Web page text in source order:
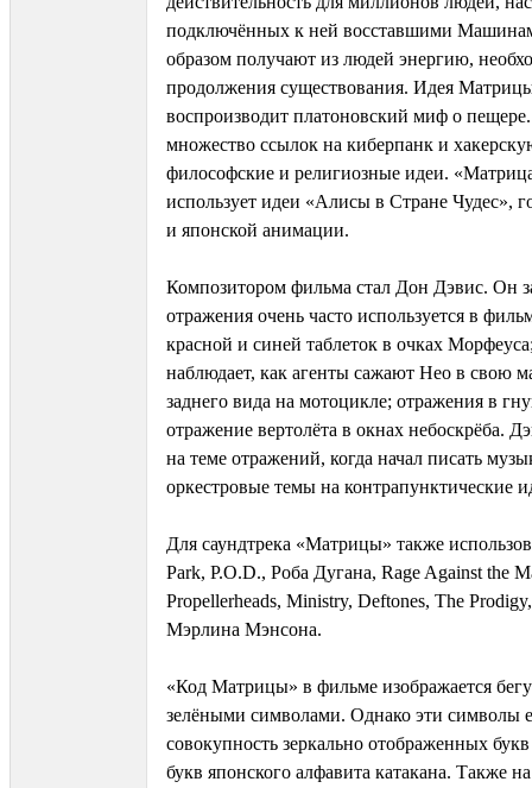
подключённых к ней восставшими
образом получают из людей энергию,
продолжения существования. Идея
воспроизводит платоновский миф о
множество ссылок на киберпанк и
философские и религиозные идеи.
использует идеи «Алисы в Стране Чудес»,
и японской анимации.
Композитором фильма стал Дон Дэвис. Он
отражения очень часто используется в
красной и синей таблеток в очках
наблюдает, как агенты сажают Нео в свою
заднего вида на мотоцикле; отражения в
отражение вертолёта в окнах небоскрёба.
на теме отражений, когда начал писать
оркестровые темы на контрапунктические
Для саундтрека «Матрицы» также
Park, P.O.D., Роба Дугана, Rage Against the
Propellerheads, Ministry, Deftones, The
Мэрлина Мэнсона.
«Код Матрицы» в фильме изображается
зелёными символами. Однако эти символы
совокупность зеркально отображенных
букв японского алфавита катакана. Также